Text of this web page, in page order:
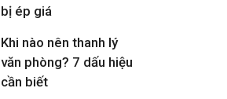
bị ép giá
Khi nào nên thanh lý
văn phòng? 7 dấu hiệu
cần biết